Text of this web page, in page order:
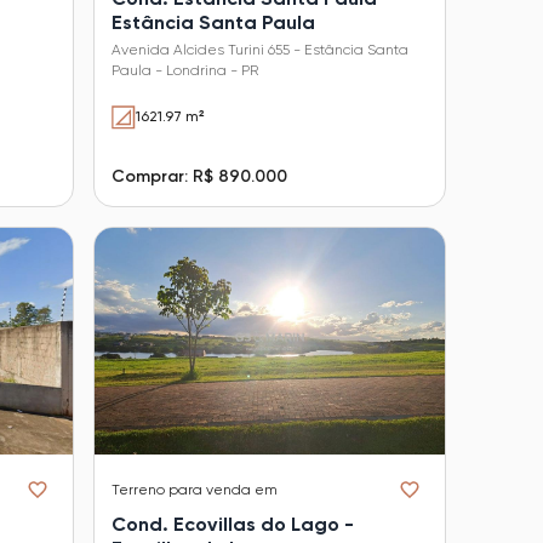
Estância Santa Paula
Avenida Alcides Turini 655 - Estância Santa
Paula - Londrina - PR
1621.97 m²
Comprar: R$ 890.000
Terreno para venda em
Cond. Ecovillas do Lago -